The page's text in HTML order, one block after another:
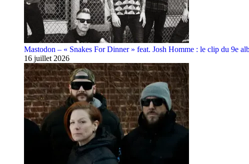
Mastodon – « Snakes For Dinner » feat. Josh Homme : le clip du 9e
16 juillet 2026